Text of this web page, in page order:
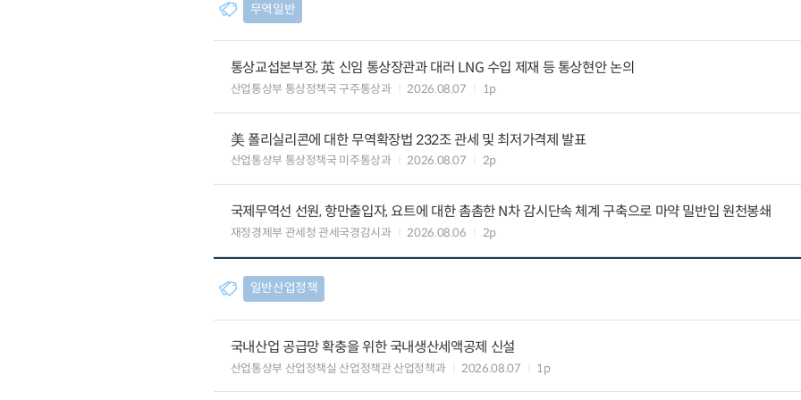
무역일반
통상교섭본부장, 英 신임 통상장관과 대러 LNG 수입 제재 등 통상현안 논의
산업통상부 통상정책국 구주통상과 2026.08.07 1p
美 폴리실리콘에 대한 무역확장법 232조 관세 및 최저가격제 발표
산업통상부 통상정책국 미주통상과 2026.08.07 2p
국제무역선 선원, 항만출입자, 요트에 대한 촘촘한 N차 감시단속 체계 구축으로 마약 밀반입 원천봉쇄
재정경제부 관세청 관세국경감시과 2026.08.06 2p
일반산업정책
국내산업 공급망 확충을 위한 국내생산세액공제 신설
산업통상부 산업정책실 산업정책관 산업정책과 2026.08.07 1p